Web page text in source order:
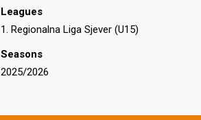
Leagues
1. Regionalna Liga Sjever (U15)
Seasons
2025/2026